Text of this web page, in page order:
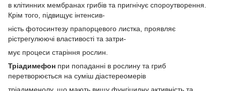
в клітинних мембранах грибів та пригнічує спороутворення.
Крім того, підвищує інтенсив-
ність фотосинтезу прапорцевого листка, проявляє
рістрегулюючі властивості та затри-
мує процеси старіння рослин.
Тріадимефон при попаданні в рослину та гриб
перетворюється на суміш діастереомерів